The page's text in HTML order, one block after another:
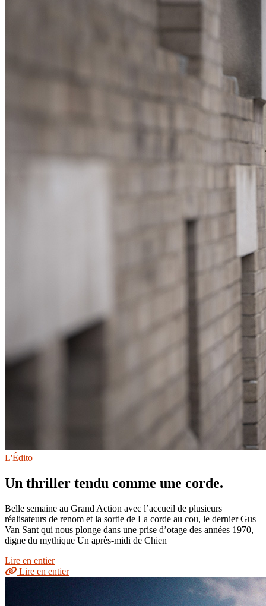
L'Édito
Un thriller tendu comme une corde.
Belle semaine au Grand Action avec l’accueil de plusieurs
réalisateurs de renom et la sortie de La corde au cou, le dernier Gus
Van Sant qui nous plonge dans une prise d’otage des années 1970,
digne du mythique Un après-midi de Chien
Lire en entier
Lire en entier